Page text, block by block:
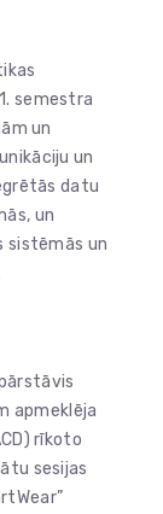
semestra
un
un
datu
un
sistēmās un
apmeklēja
rīkoto
sesijas